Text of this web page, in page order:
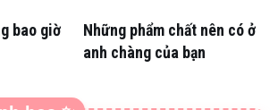
bao giờ
Những phẩm chất nên có ở
anh chàng của bạn